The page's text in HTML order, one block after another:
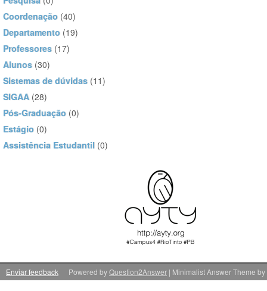
Coordenação (40)
Departamento (19)
Professores (17)
Alunos (30)
Sistemas de dúvidas (11)
SIGAA (28)
Pós-Graduação (0)
Estágio (0)
Assistência Estudantil (0)
Enviar feedback | Minimalist Answer Theme by
Powered byQuestion2Answer